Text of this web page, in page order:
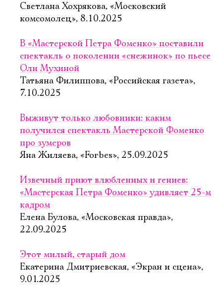
Светлана Хохрякова, «Московский
комсомолец», 8.10.2025
В «Мастерской Петра Фоменко» поставили
спектакль о поколении «снежинок» по пьесе
Оли Мухиной
Татьяна Филиппова, «Российская газета»,
7.10.2025
Выживут только любовники: каким
получился спектакль Мастерской Фоменко
про зумеров
Яна Жиляева, «Forbes», 25.09.2025
Извечный приют влюбленных и гениев:
«Мастерская Петра Фоменко» удивляет 25-м
кадром
Елена Булова, «Московская правда»,
22.09.2025
Этот милый, старый дом
Екатерина Дмитриевская, «Экран и сцена»,
9.01.2025